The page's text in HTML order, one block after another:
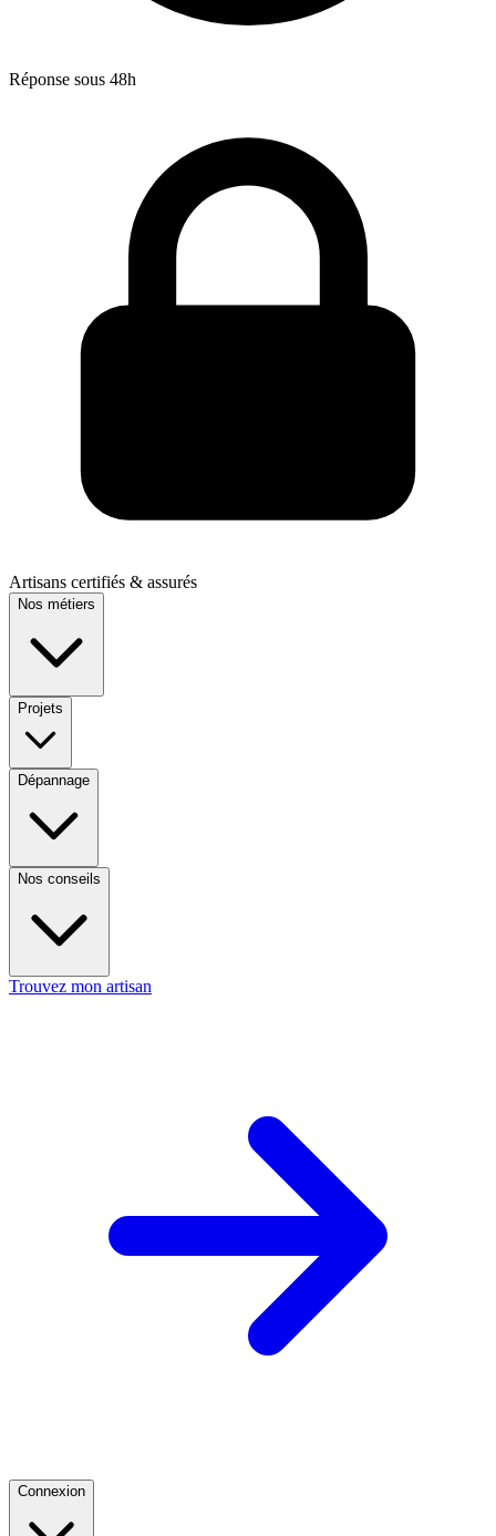
Réponse sous 48h
Artisans certifiés & assurés
Nos métiers
Projets
Dépannage
Nos conseils
Trouvez mon artisan
Connexion